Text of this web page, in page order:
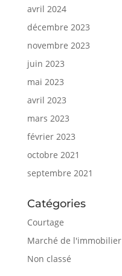
avril 2024
décembre 2023
novembre 2023
juin 2023
mai 2023
avril 2023
mars 2023
février 2023
octobre 2021
septembre 2021
Catégories
Courtage
Marché de l'immobilier
Non classé